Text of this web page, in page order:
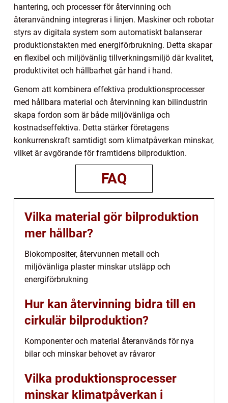
hantering, och processer för återvinning och
återanvändning integreras i linjen. Maskiner och robotar
styrs av digitala system som automatiskt balanserar
produktionstakten med energiförbrukning. Detta skapar
en flexibel och miljövänlig tillverkningsmiljö där kvalitet,
produktivitet och hållbarhet går hand i hand.
Genom att kombinera effektiva produktionsprocesser
med hållbara material och återvinning kan bilindustrin
skapa fordon som är både miljövänliga och
kostnadseffektiva. Detta stärker företagens
konkurrenskraft samtidigt som klimatpåverkan minskar,
vilket är avgörande för framtidens bilproduktion.
FAQ
Vilka material gör bilproduktion
mer hållbar?
Biokompositer, återvunnen metall och
miljövänliga plaster minskar utsläpp och
energiförbrukning
Hur kan återvinning bidra till en
cirkulär bilproduktion?
Komponenter och material återanvänds för nya
bilar och minskar behovet av råvaror
Vilka produktionsprocesser
minskar klimatpåverkan i